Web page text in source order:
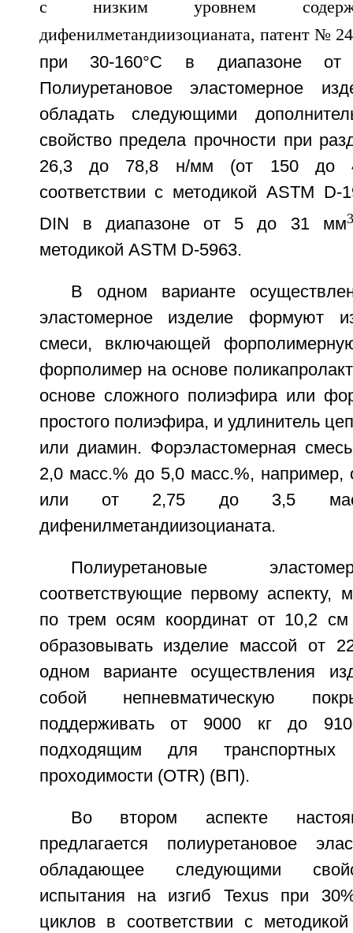
при 30-160°C в диапазоне
Полиуретановое эластомерное
обладать следующими
свойство предела прочности при
26,3 до 78,8 н/мм (от 150 до
соответствии с методикой ASTM D-
DIN в диапазоне от 5 до 31 мм3
методикой ASTM D-5963.
В одном варианте
эластомерное изделие формуют
смеси, включающей
форполимер на основе
основе сложного полиэфира или
простого полиэфира, и удлинитель
или диамин. Форэластомерная
2,0 масс.% до 5,0 масс.%, например,
или от 2,75 до 3,5
дифенилметандиизоцианата.
Полиуретановые
соответствующие первому аспекту,
по трем осям координат от 10,2
образовывать изделие массой от
одном варианте осуществления
собой непневматическую
поддерживать от 9000 кг до
подходящим для транспортных
проходимости (OTR) (ВП).
Во втором аспекте
предлагается полиуретановое
обладающее следующими
испытания на изгиб Texus при
циклов в соответствии с